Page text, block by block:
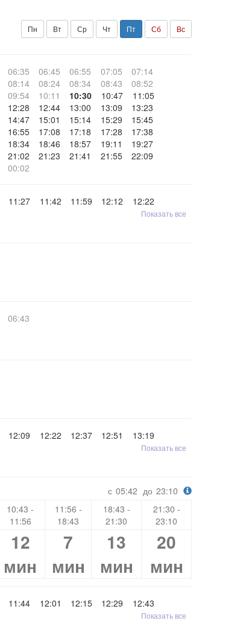
Пн Вт Ср Чт Пт Сб Вс
06:35 06:45 06:55 07:05
07:14
08:14 08:24 08:34 08:43
08:52
09:54 10:11 10:30 10:47
11:05
12:28 12:44 13:00 13:09
13:23
14:47 15:01 15:14 15:29
15:45
16:55 17:08 17:18 17:28
17:38
18:34 18:46 18:57 19:11
19:27
21:02 21:23 21:41 21:55
22:09
00:02
11:27 11:42 11:59 12:12
12:22
Показать все
06:43
12:09 12:22 12:37 12:51
13:19
Показать все
с 05:42 до 23:10
10:43 -
11:56
11:56 -
18:43
18:43 -
21:30
21:30 -
23:10
12
мин
7
мин
13
мин
20
мин
11:44 12:01 12:15 12:29
12:43
Показать все